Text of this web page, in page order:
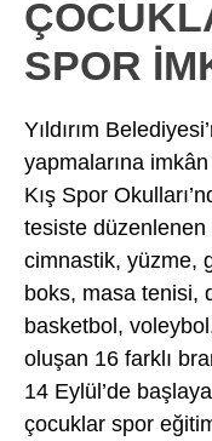
SPOR
Yıldırım
yapmalarına
Kış Spor
tesiste düzenlenen
cimnastik, yüzme,
boks, masa tenisi,
basketbol,
oluşan 16 farklı
14 Eylül’de
çocuklar spor